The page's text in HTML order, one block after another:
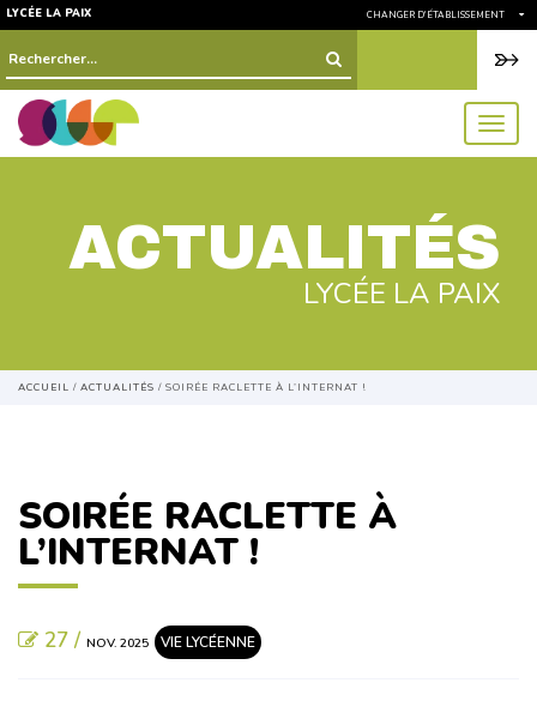
LYCÉE LA PAIX CHANGER D'ÉTABLISSEMENT
Rechercher :
menu
ACTUALITÉS
LYCÉE LA PAIX
ACCUEIL / ACTUALITÉS / SOIRÉE RACLETTE À L’INTERNAT !
SOIRÉE RACLETTE À
L’INTERNAT !
27 / NOV. 2025 VIE LYCÉENNE